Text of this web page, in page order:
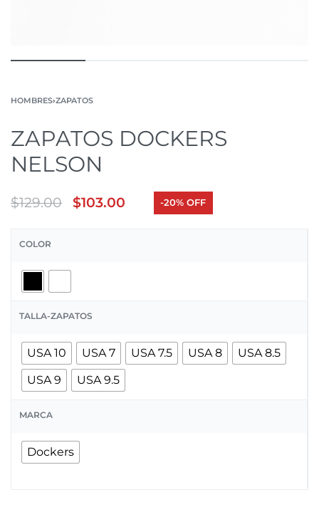
HOMBRES›ZAPATOS
ZAPATOS DOCKERS
NELSON
$129.00 $103.00 -20% OFF
COLOR
TALLA-ZAPATOS
USA 10 USA 7 USA 7.5 USA 8
USA 8.5
USA 9
USA 9.5
MARCA
Dockers